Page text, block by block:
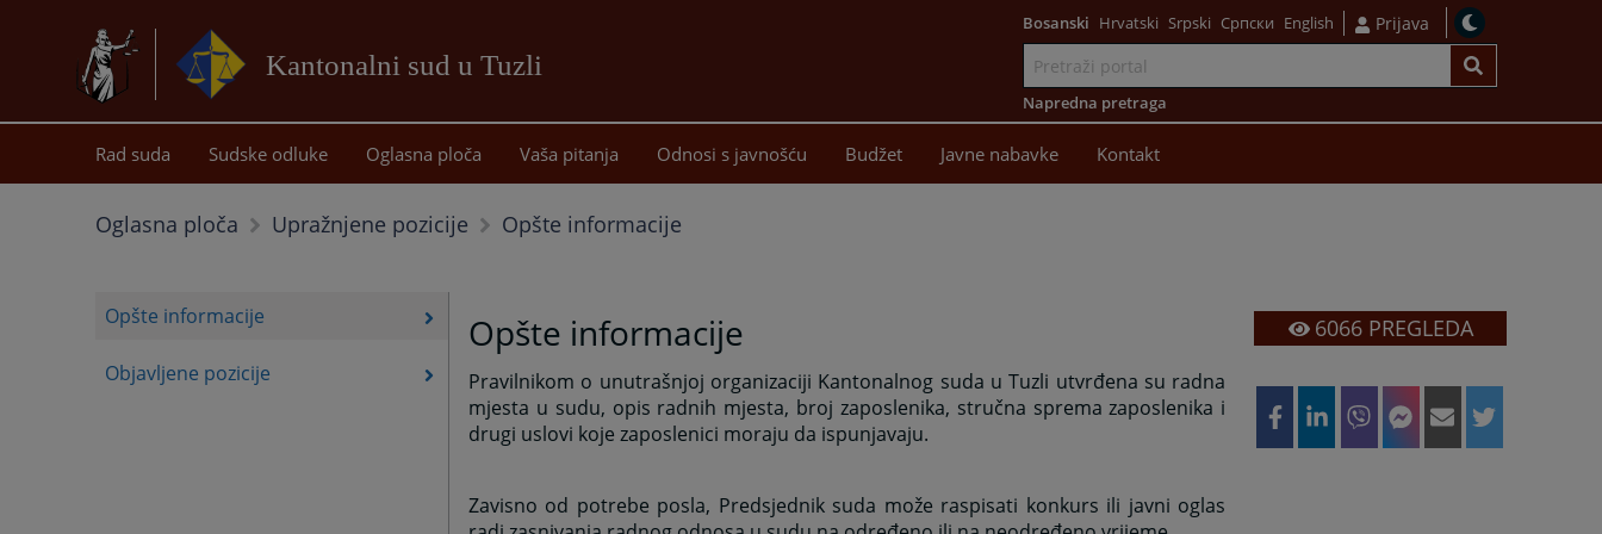
Kantonalni sud u Tuzli
sadržaj
Bosanski Hrvatski Srpski Српски English Prijava
Napredna pretraga
Rad suda Sudske odluke Oglasna ploča Vaša pitanja Odnosi s javnošću Budžet Javne nabavke Kontakt
Oglasna ploča Upražnjene pozicije Opšte informacije
Opšte informacije
Objavljene pozicije
Opšte informacije
Pravilnikom o unutrašnjoj organizaciji Kantonalnog suda u Tuzli utvrđena su radna
mjesta u sudu, opis radnih mjesta, broj zaposlenika, stručna sprema zaposlenika i
drugi uslovi koje zaposlenici moraju da ispunjavaju.
Zavisno od potrebe posla, Predsjednik suda može raspisati konkurs ili javni oglas
6066PREGLEDA